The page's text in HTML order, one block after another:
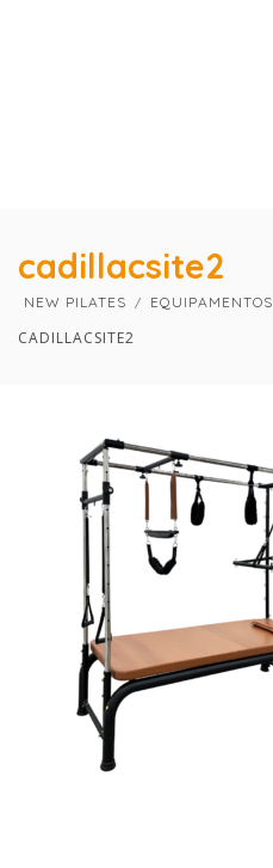
cadillacsite2
NEW PILATES EQUIPAMENTOS
CADILLACSITE2